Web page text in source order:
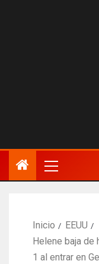
Inicio
EEUU
Helene baja de
1 al entrar en